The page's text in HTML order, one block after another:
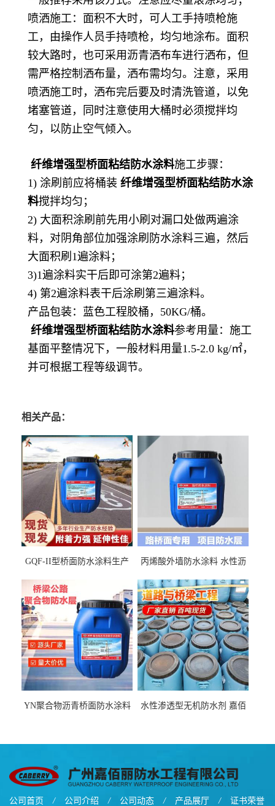
喷洒施工：面积不大时，可人工手持喷枪施
工，由操作人员手持喷枪，均匀地涂布。面积
较大路时，也可采用沥青洒布车进行洒布，但
需严格控制洒布量，洒布需均匀。注意，采用
喷洒施工时，洒布完后要及时清洗管道，以免
堵塞管道，同时注意使用大桶时必须搅拌均
匀，以防止空气倾入。
纤维增强型桥面粘结防水涂料施工步骤：
1) 涂刷前应将桶装 纤维增强型桥面粘结防水涂
料搅拌均匀；
2) 大面积涂刷前先用小刷对漏口处做两遍涂
料，对阴角部位加强涂刷防水涂料三遍，然后
大面积刷1遍涂料；
3)1遍涂料实干后即可涂第2遍料；
4) 第2遍涂料表干后涂刷第三遍涂料。
产品包装：蓝色工程胶桶，50KG/桶。
纤维增强型桥面粘结防水涂料参考用量：施工
基面平整情况下，一般材料用量1.5-2.0 kg/㎡，
并可根据工程等级调节。
相关产品：
GQF-II型桥面防水涂料生产
丙烯酸外墙防水涂料 水性沥
厂家
YN聚合物沥青桥面防水涂料
水性渗透型无机防水剂 嘉佰
公司首页 / 公司介绍 / 公司动态 / 产品展厅 / 证书荣誉